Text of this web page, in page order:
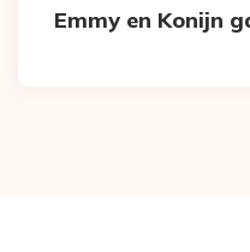
Emmy en Konijn